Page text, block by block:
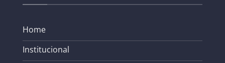
Home
Institucional